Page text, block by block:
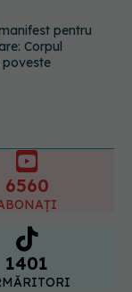
demontează
răspândite
6560
1401